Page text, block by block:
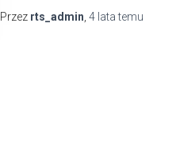
Przez rts_admin 4 latatemu